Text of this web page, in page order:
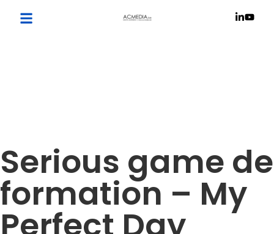
Serious game de
formation – My